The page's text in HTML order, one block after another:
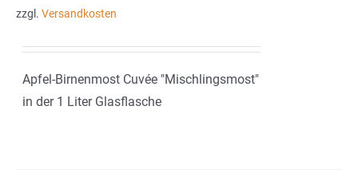
zzgl. Versandkosten
Apfel-Birnenmost Cuvée "Mischlingsmost"
in der 1 Liter Glasflasche